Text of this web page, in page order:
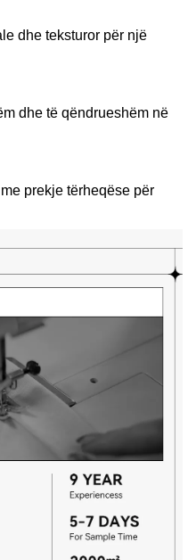
dhe teksturor për një
dhe të qëndrueshëm në
prekje tërheqëse për